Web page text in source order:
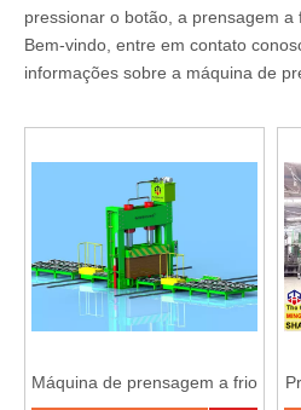
pressionar o botão, a prensagem a
Bem-vindo, entre em contato
informações sobre a máquina de
Máquina de prensagem a frio